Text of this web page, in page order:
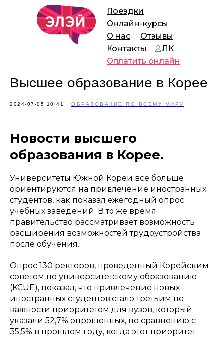
Поездки
Онлайн-курсы
О нас
Отзывы
Контакты
Оплатить онлайн
ЛК
Высшее образование в Корее
2024-07-05 10:41 ОБРАЗОВАНИЕ ПО ВСЕМУ МИРУ
Новости высшего
образования в Корее.
Университеты Южной Кореи все больше
ориентируются на привлечение иностранных
студентов, как показал ежегодный опрос
учебных заведений. В то же время
правительство рассматривает возможность
расширения возможностей трудоустройства
после обучения.
Опрос 130 ректоров, проведенный Корейским
советом по университетскому образованию
(KCUE), показал, что привлечение новых
иностранных студентов стало третьим по
важности приоритетом для вузов, который
указали 52,7% опрошенных, по сравнению с
35,5% в прошлом году, когда этот приоритет